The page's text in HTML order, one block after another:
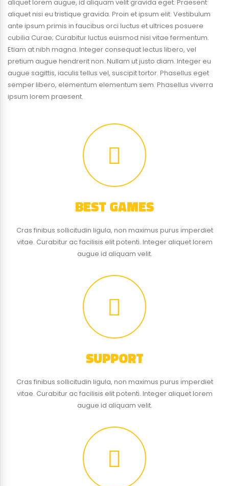
aliquet lorem augue, id aliquam velit gravida eget. Praesent
aliquet nisi eu tristique gravida. Proin et ipsum elit. Vestibulum
ante ipsum primis in faucibus orci luctus et ultrices posuere
cubilia Curae; Curabitur luctus euismod nisi vitae fermentum.
Etiam at nibh magna. Integer consequat lectus libero, vel
pretium augue hendrerit non. Nullam ut justo diam. Integer eu
augue sagittis, iaculis tellus vel, suscipit tortor. Phasellus eget
semper libero, elementum elementum sem. Phasellus viverra
ipsum lorem praesent.
BEST GAMES
Cras finibus sollicitudin ligula, non maximus purus imperdiet
vitae. Curabitur ac facilisis elit potenti. Integer aliquet lorem
augue id aliquam velit.
SUPPORT
Cras finibus sollicitudin ligula, non maximus purus imperdiet
vitae. Curabitur ac facilisis elit potenti. Integer aliquet lorem
augue id aliquam velit.